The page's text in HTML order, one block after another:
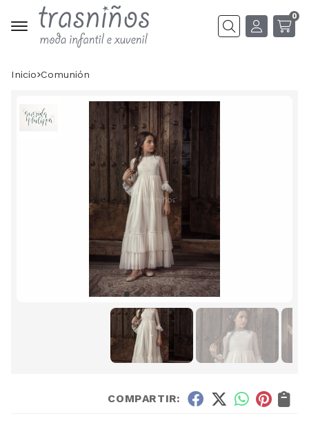
Buscar
0
Inicio comunión
COMPARTIR: